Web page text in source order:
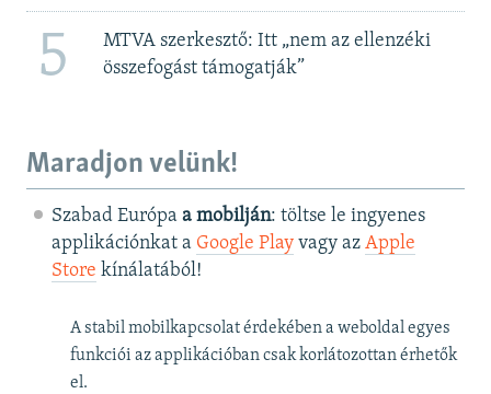
5
MTVA szerkesztő: Itt „nem az ellenzéki
összefogást támogatják”
Maradjon velünk!
Szabad Európa a mobilján: töltse le ingyenes
applikációnkat a Google Playvagy az Apple
Store kínálatából!
A stabil mobilkapcsolat érdekében a weboldal egyes
funkciói az applikációban csak korlátozottan érhetők
el.